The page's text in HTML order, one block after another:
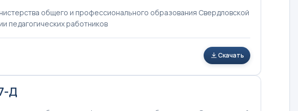
общего и профессионального образования Свердловской
педагогических работников
Скачать
Д